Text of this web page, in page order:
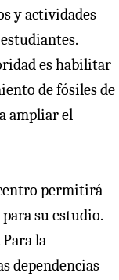
y actividades
es habilitar
de fósiles de
ampliar el
permitirá
su estudio.
Para la
dependencias